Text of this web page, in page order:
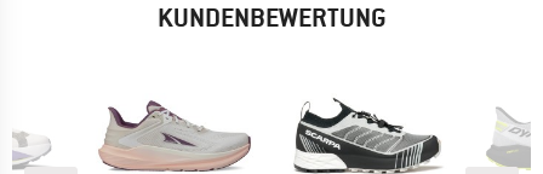
KUNDENBEWERTUNG